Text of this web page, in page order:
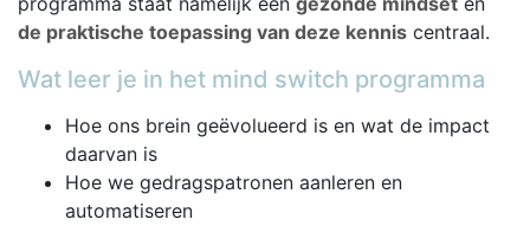
de praktische toepassing van deze kennis centraal.
Wat leer je in het mind switch programma
Hoe ons brein geëvolueerd is en wat de impact
daarvan is
Hoe we gedragspatronen aanleren en
automatiseren